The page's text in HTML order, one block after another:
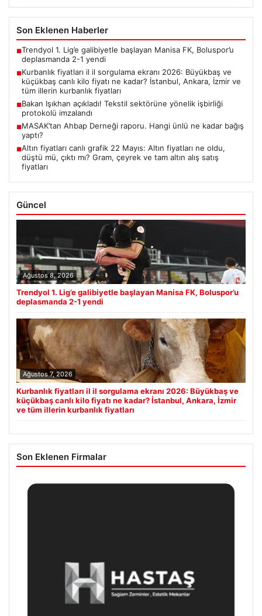
Son Eklenen Haberler
■Trendyol 1. Lig’e galibiyetle başlayan Manisa FK, Boluspor’u
deplasmanda 2-1 yendi
■Kurbanlık fiyatları il il sorgulama ekranı 2026: Büyükbaş ve
küçükbaş canlı kilo fiyatı ne kadar? İstanbul, Ankara, İzmir ve
tüm illerin kurbanlık fiyatları
■Bakan Işıkhan açıkladı! Tekstil sektörüne yönelik işbirliği
protokolü imzalandı
■MASAK’tan Ahbap Derneği raporu. Hangi ünlü ne kadar bağış
yaptı?
■Altın fiyatları canlı grafik 22 Mayıs: Altın fiyatları ne oldu,
düştü mü, çıktı mı? Gram, çeyrek ve tam altın alış satış
fiyatları
Güncel
Ağustos 8, 2026
Trendyol 1. Lig’e galibiyetle başlayan Manisa FK, Boluspor’u
deplasmanda 2-1 yendi
Ağustos 7, 2026
Kurbanlık fiyatları il il sorgulama ekranı 2026: Büyükbaş ve
küçükbaş canlı kilo fiyatı ne kadar? İstanbul, Ankara, İzmir
ve tüm illerin kurbanlık fiyatları
Son Eklenen Firmalar